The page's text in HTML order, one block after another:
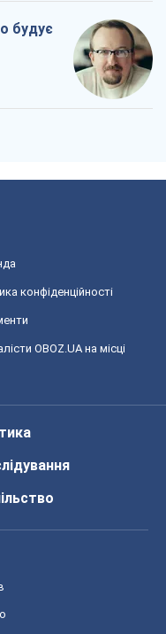
будує
конфіденційності
OBOZ.UA на місці